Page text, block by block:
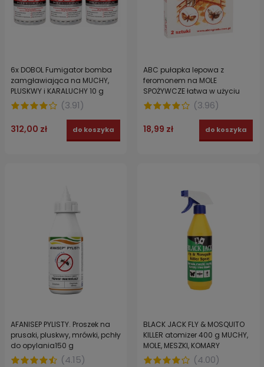
6x DOBOL Fumigator bomba
zamgławiająca na MUCHY,
PLUSKWY i KARALUCHY 10 g
made in France
(3.91)
312,00 zł do koszyka
ABC pułapka lepowa z
feromonem na MOLE
SPOŻYWCZE łatwa w użyciu
wabiąca 2 szt.(3.96)
18,99 zł do koszyka
AFANISEP PYLISTY. Proszek na
prusaki, pluskwy, mrówki, pchły
do opylania150 g
(4.15)
BLACK JACK FLY & MOSQUITO
KILLER atomizer 400 g MUCHY,
MOLE, MESZKI, KOMARY
(4.00)